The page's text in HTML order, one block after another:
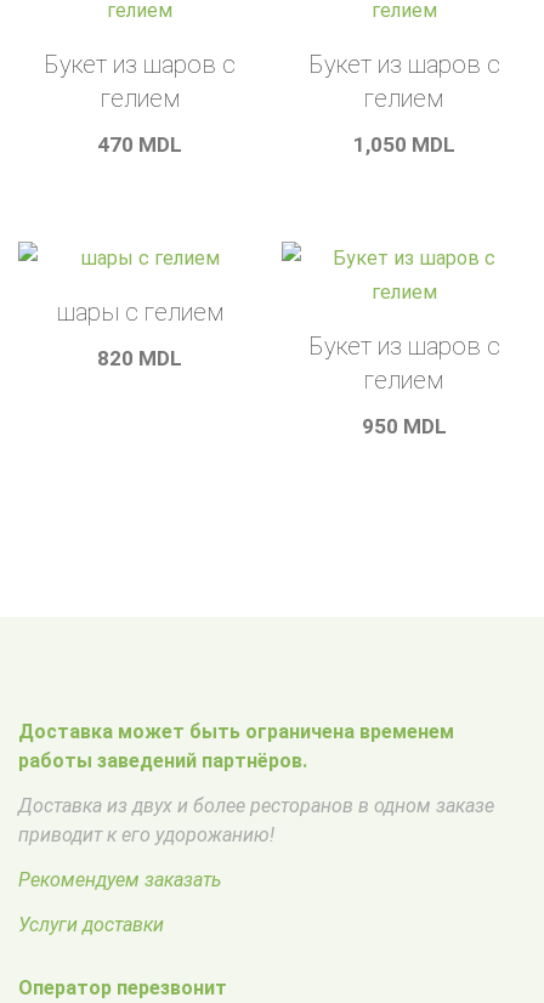
Букет из шаров с
гелием
470 MDL
Букет из шаров с
гелием
1,050 MDL
шары с гелием
820 MDL
Букет из шаров с
гелием
950 MDL
Доставка может быть ограничена временем
работы заведений партнёров.
Доставка из двух и более ресторанов в одном заказе
приводит к его удорожанию!
Рекомендуем заказать
Услуги доставки
Оператор перезвонит